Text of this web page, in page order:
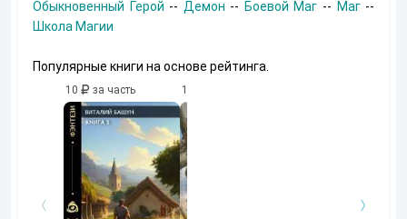
Обыкновенный Герой -- Демон -- Боевой Маг -- Маг--
Школа Магии
Популярные книги на основе рейтинга.
10 за часть 10